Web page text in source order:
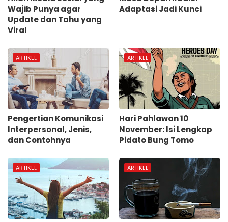
Wajib Punya agar
Update dan Tahu yang
Viral
Adaptasi Jadi Kunci
ARTIKEL
Pengertian Komunikasi
Interpersonal, Jenis,
dan Contohnya
ARTIKEL
Hari Pahlawan 10
November: Isi Lengkap
Pidato Bung Tomo
ARTIKEL ARTIKEL